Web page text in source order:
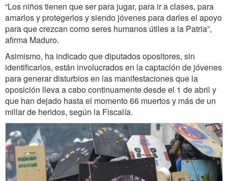
“Los niños tienen que ser para jugar, para ir a clases, para
amarlos y protegerlos y siendo jóvenes para darles el apoyo
para que crezcan como seres humanos útiles a la Patria”,
afirma Maduro.
Asimismo, ha indicado que diputados opositores, sin
identificarlos, están involucrados en la captación de jóvenes
para generar disturbios en las manifestaciones que la
oposición lleva a cabo continuamente desde el 1 de abril y
que han dejado hasta el momento 66 muertos y más de un
millar de heridos, según la Fiscalía.